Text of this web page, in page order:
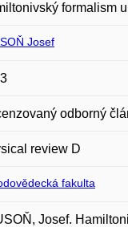
formalism
Josef
odborný
review D
fakulta
Josef.